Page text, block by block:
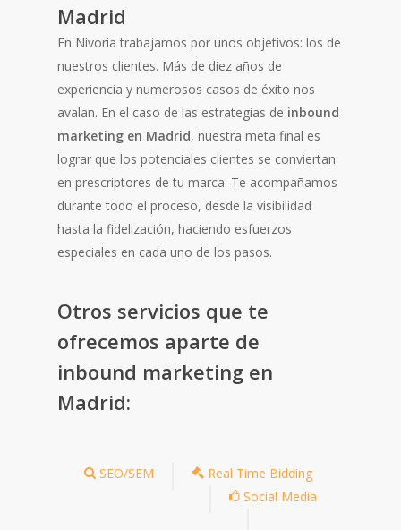
Madrid
En Nivoria trabajamos por unos objetivos: los de
nuestros clientes. Más de diez años de
experiencia y numerosos casos de éxito nos
avalan. En el caso de las estrategias de inbound
marketing en Madrid, nuestra meta final es
lograr que los potenciales clientes se conviertan
en prescriptores de tu marca. Te acompañamos
durante todo el proceso, desde la visibilidad
hasta la fidelización, haciendo esfuerzos
especiales en cada uno de los pasos.
Otros servicios que te
ofrecemos aparte de
inbound marketing en
Madrid:
SEO/SEM
Real Time Bidding
Social Media